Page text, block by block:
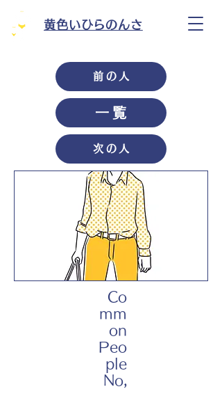
黄色いひらのんさ
前の人
一覧
次の人
Co
mm
on
Peo
ple
No,